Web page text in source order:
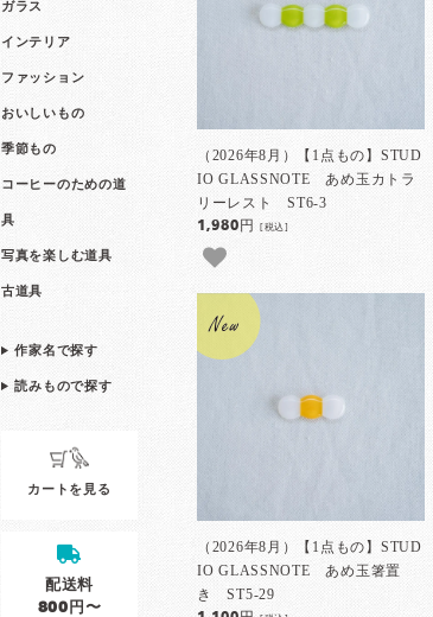
ガラス
インテリア
ファッション
おいしいもの
季節もの
コーヒーのための道
具
写真を楽しむ道具
古道具
作家名で探す
読みもので探す
カートを見る
配送料
800円〜
（2026年8月）【1点もの】STUD
IO GLASSNOTE あめ玉カトラ
リーレスト ST6-3
1,980円[税込]
（2026年8月）【1点もの】STUD
IO GLASSNOTE あめ玉箸置
き ST5-29